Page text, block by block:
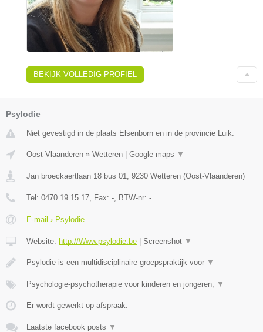
BEKIJK VOLLEDIG PROFIEL
Psylodie
Niet gevestigd in de plaats Elsenborn en in de provincie Luik.
Oost-Vlaanderen » Wetteren Google maps ▼
Jan broeckaertlaan 18 bus 01, 9230 Wetteren (Oost-Vlaanderen)
Tel: 0470 19 15 17, Fax: -, BTW-nr: -
E-mail › Psylodie
Website: http://Www.psylodie.be Screenshot ▼
Psylodie is een multidisciplinaire groepspraktijk voor ▼
Psychologie-psychotherapie voor kinderen en jongeren, ▼
Er wordt gewerkt op afspraak.
Laatste facebook posts ▼